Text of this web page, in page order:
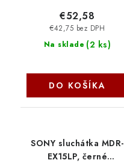
Na sklade (2 ks)
€42,75 bez DPH
€52,58
DO KOŠÍKA
SONY sluchátka MDR-
EX15LP, černé